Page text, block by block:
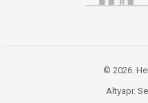
© 2026.
Altyapı: